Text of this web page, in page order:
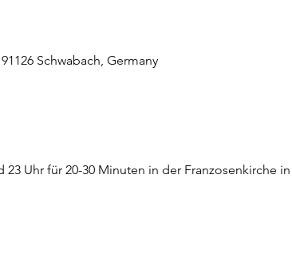
Schwabach, Germany
23 Uhr für 20-30 Minuten in der Franzosenkirche